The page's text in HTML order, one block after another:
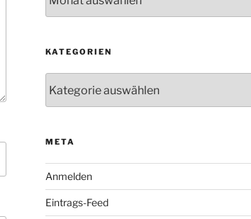
KATEGORIEN
META
Anmelden
Eintrags-Feed